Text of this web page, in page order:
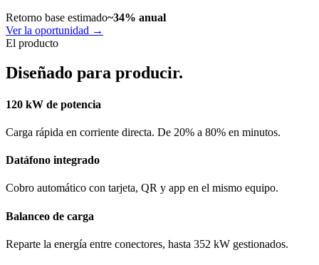
Retorno base estimado~34% anual
Ver la oportunidad →
El producto
Diseñado para producir.
120 kW de potencia
Carga rápida en corriente directa. De 20% a 80% en minutos.
Datáfono integrado
Cobro automático con tarjeta, QR y app en el mismo equipo.
Balanceo de carga
Reparte la energía entre conectores, hasta 352 kW gestionados.